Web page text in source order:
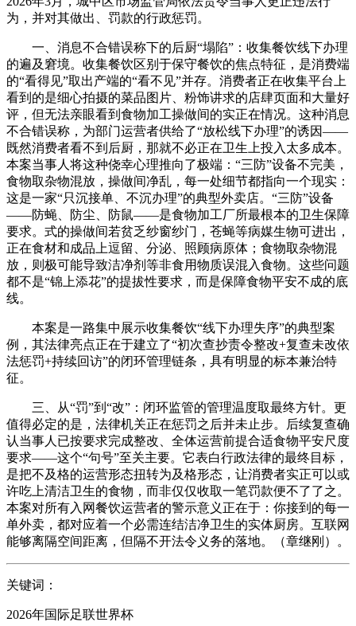
为，并对其做出、罚款的行政惩罚。
一、消息不合错误称下的后厨“塌陷”：收集餐饮线下办理
的遍及窘境。收集餐饮区别于保守餐饮的焦点特征，是消费端
的“看得见”取出产端的“看不见”并存。消费者正在收集平台上
看到的是细心拍摄的菜品图片、粉饰讲求的店肆页面和大量好
评，但无法亲眼看到食物加工操做间的实正在情况。这种消息
不合错误称，为部门运营者供给了“放松线下办理”的诱因——
既然消费者看不到后厨，那就不必正在卫生上投入太多成本。
本案当事人将这种侥幸心理推向了极端：“三防”设备不完美，
食物取杂物混放，操做间净乱，每一处细节都指向一个现实：
这是一家“只沉接单、不沉办理”的典型外卖店。“三防”设备
——防蝇、防尘、防鼠——是食物加工厂所最根本的卫生保障
要求。式的操做间若贫乏纱窗纱门，苍蝇等病媒生物可进出，
正在食材和成品上逗留、分泌、照顾病原体；食物取杂物混
放，则极可能导致洁净剂等非食用物质误混入食物。这些问题
都不是“锦上添花”的提拔性要求，而是保障食物平安不成的底
线。
本案是一路集中展示收集餐饮“线下办理失序”的典型案
例，其法律亮点正在于建立了“初次查抄责令整改+复查未改依
法惩罚+持续回访”的闭环管理链条，具有明显的标本兼治特
征。
三、从“罚”到“改”：闭环监管的管理温度取最终方针。更
值得必定的是，法律机关正在惩罚之后并未止步。后续复查确
认当事人已按要求完成整改、全体运营前提合适食物平安尺度
要求——这个“句号”至关主要。它表白行政法律的最终目标，
是把不及格的运营形态扭转为及格形态，让消费者实正可以或
许吃上清洁卫生的食物，而非仅仅收取一笔罚款便不了了之。
本案对所有入网餐饮运营者的警示意义正在于：你接到的每一
单外卖，都对应着一个必需连结洁净卫生的实体厨房。互联网
能够离隔空间距离，但隔不开法令义务的落地。（章继刚）。
关键词：
2026年国际足联世界杯